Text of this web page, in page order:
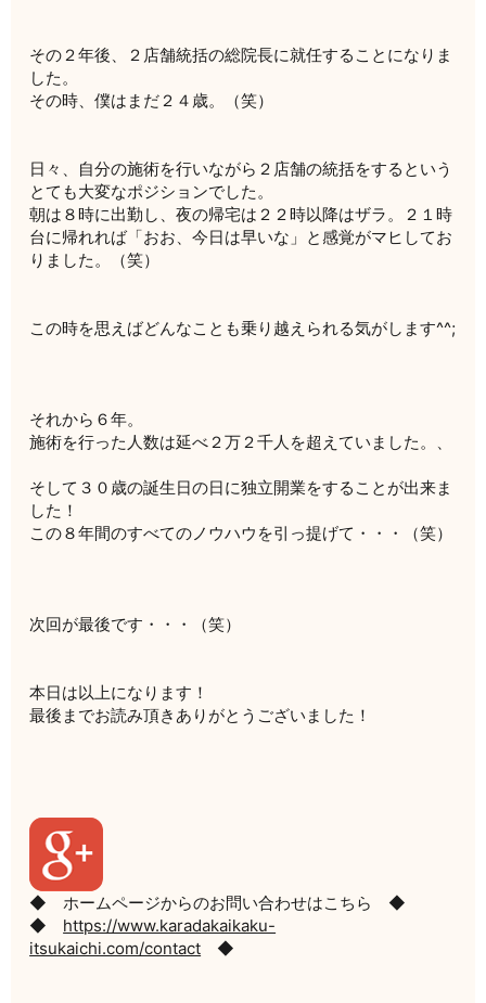
その２年後、２店舗統括の総院長に就任することになりま
した。
その時、僕はまだ２４歳。（笑）
日々、自分の施術を行いながら２店舗の統括をするという
とても大変なポジションでした。
朝は８時に出勤し、夜の帰宅は２２時以降はザラ。２１時
台に帰れれば「おお、今日は早いな」と感覚がマヒしてお
りました。（笑）
この時を思えばどんなことも乗り越えられる気がします^^;
それから６年。
施術を行った人数は延べ２万２千人を超えていました。、
そして３０歳の誕生日の日に独立開業をすることが出来ま
した！
この８年間のすべてのノウハウを引っ提げて・・・（笑）
次回が最後です・・・（笑）
本日は以上になります！
最後までお読み頂きありがとうございました！
◆ ホームページからのお問い合わせはこちら ◆
◆ https://www.karadakaikaku-
itsukaichi.com/contact ◆